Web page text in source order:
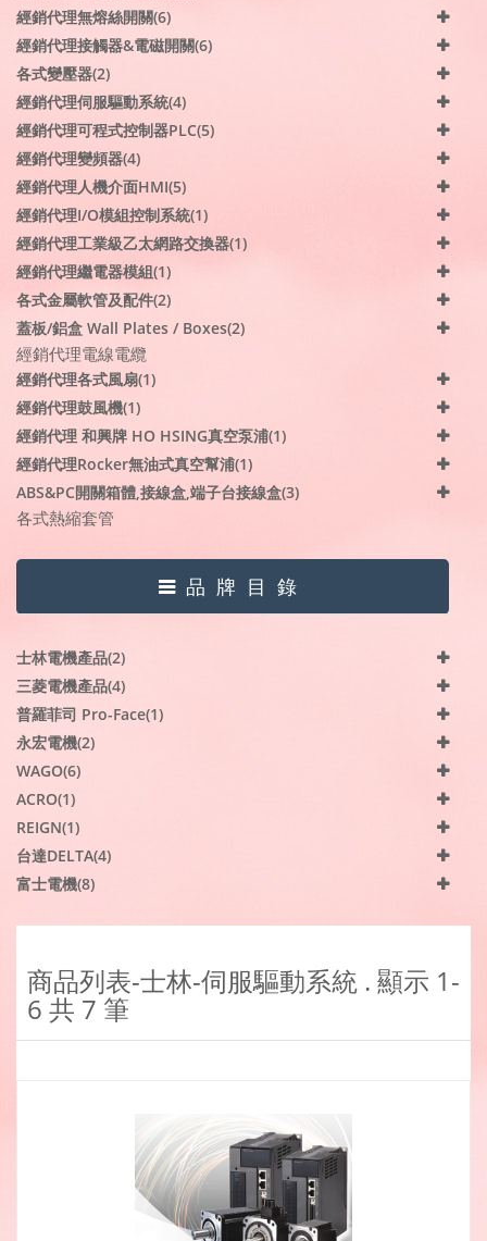
經銷代理無熔絲開關(6)
經銷代理接觸器&電磁開關(6)
各式變壓器(2)
經銷代理伺服驅動系統(4)
經銷代理可程式控制器PLC(5)
經銷代理變頻器(4)
經銷代理人機介面HMI(5)
經銷代理I/O模組控制系統(1)
經銷代理工業級乙太網路交換器(1)
經銷代理繼電器模組(1)
各式金屬軟管及配件(2)
蓋板/鋁盒 Wall Plates / Boxes(2)
經銷代理電線電纜
經銷代理各式風扇(1)
經銷代理鼓風機(1)
經銷代理 和興牌 HO HSING真空泵浦(1)
經銷代理Rocker無油式真空幫浦(1)
ABS&PC開關箱體,接線盒,端子台接線盒(3)
各式熱縮套管
品牌目錄
士林電機產品(2)
三菱電機產品(4)
普羅菲司 Pro-Face(1)
永宏電機(2)
WAGO(6)
ACRO(1)
REIGN(1)
台達DELTA(4)
富士電機(8)
商品列表-士林-伺服驅動系統 . 顯示 1-
6 共 7 筆